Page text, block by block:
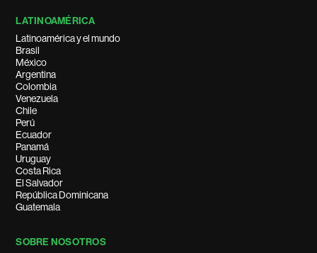
LATINOAMÉRICA
Latinoamérica y el mundo
Brasil
México
Argentina
Colombia
Venezuela
Chile
Perú
Ecuador
Panamá
Uruguay
Costa Rica
El Salvador
República Dominicana
Guatemala
SOBRE NOSOTROS